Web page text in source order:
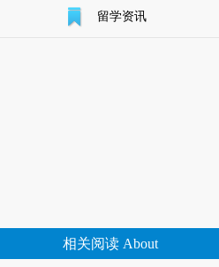
留学资讯
相关阅读 About